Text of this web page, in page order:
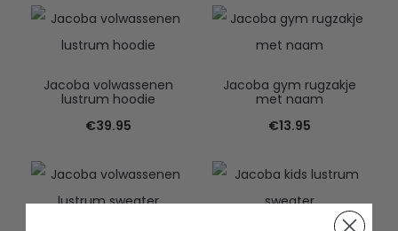
Jacoba volwassenen
lustrum hoodie
€39.95
Jacoba gym rugzakje
met naam
€13.95